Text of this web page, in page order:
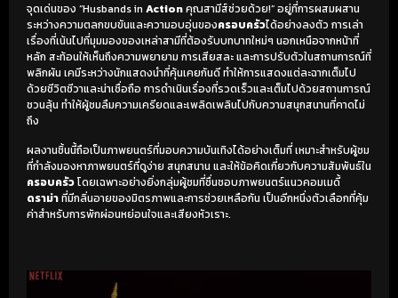
จุดเด่นของ “Husbands in Actionคุณสามีส์ช่วยด้วย!” อยู่ที่การผสมผสาน
ระหว่างความตลกขบขันและความอบอุ่นของครอบครัวได้อย่างลงตัว การเล่า
เรื่องที่เน้นไปที่มุมมองของเหล่าสามีที่ต้องรับบทบาทใหม่ๆ นอกเหนือจากหน้าที่
หลัก สะท้อนให้เห็นถึงความพยายาม การเสียสละ และการปรับตัวในสถานการณ์ที่
พลิกผัน เคมีระหว่างนักแสดงนำที่คุ้นเคยกันดี ทำให้การแสดงแต่ละฉากเต็มไป
ด้วยชีวิตชีวาและน่าเชื่อถือ การดำเนินเรื่องที่รวดเร็วและเต็มไปด้วยสถานการณ์
ชวนลุ้น ทำให้ผู้ชมลืมความเครียดและเพลิดเพลินไปกับความสนุกสนานที่คาดไม่
ถึง
ผลงานชิ้นนี้ถือเป็นภาพยนตร์ที่มอบความบันเทิงได้อย่างเต็มที่ เหมาะสำหรับผู้ชม
ที่กำลังมองหาภาพยนตร์ที่ดูง่าย สนุกสนาน และให้ข้อคิดเกี่ยวกับความสัมพันธ์ใน
ครอบครัวโดยเฉพาะอย่างยิ่งกลุ่มผู้ชมที่ชื่นชอบภาพยนตร์แนวคอมเมดี้
ดราม่าที่มีกลิ่นอายของมิตรภาพและการช่วยเหลือกัน เป็นอีกหนึ่งตัวเลือกที่คุ้ม
ค่าสำหรับการพักผ่อนหย่อนใจและเสียงหัวเราะ.